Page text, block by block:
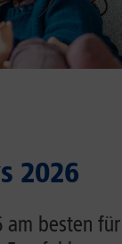
2026
am besten für